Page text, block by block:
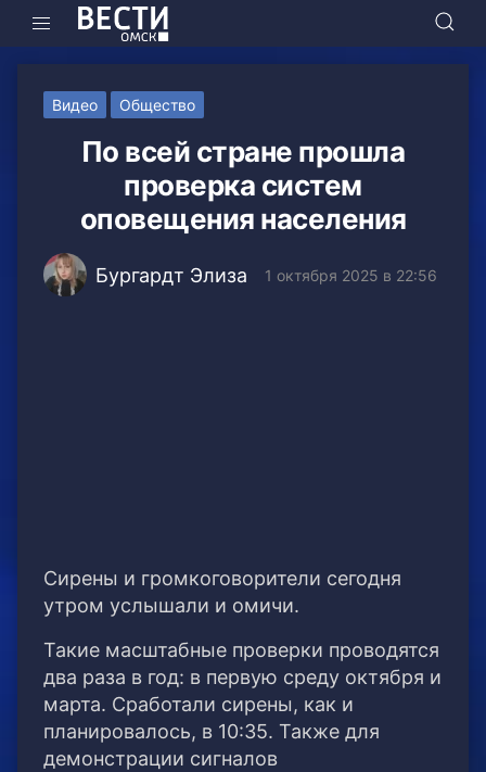
Видео Общество
По всей стране прошла
проверка систем
оповещения населения
Бургардт Элиза 1 октября 2025 в 22:56
Сирены и громкоговорители сегодня
утром услышали и омичи.
Такие масштабные проверки проводятся
два раза в год: в первую среду октября и
марта. Сработали сирены, как и
планировалось, в 10:35. Также для
демонстрации сигналов